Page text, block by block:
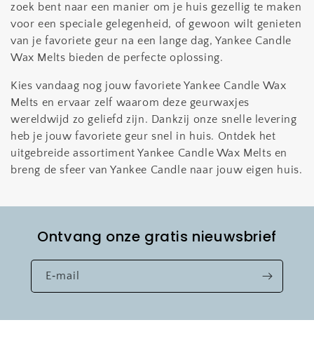
zoek bent naar een manier om je huis gezellig te maken
voor een speciale gelegenheid, of gewoon wilt genieten
van je favoriete geur na een lange dag, Yankee Candle
Wax Melts bieden de perfecte oplossing.
Kies vandaag nog jouw favoriete Yankee Candle Wax
Melts en ervaar zelf waarom deze geurwaxjes
wereldwijd zo geliefd zijn. Dankzij onze snelle levering
heb je jouw favoriete geur snel in huis. Ontdek het
uitgebreide assortiment Yankee Candle Wax Melts en
breng de sfeer van Yankee Candle naar jouw eigen huis.
Ontvang onze gratis nieuwsbrief
E‑mail